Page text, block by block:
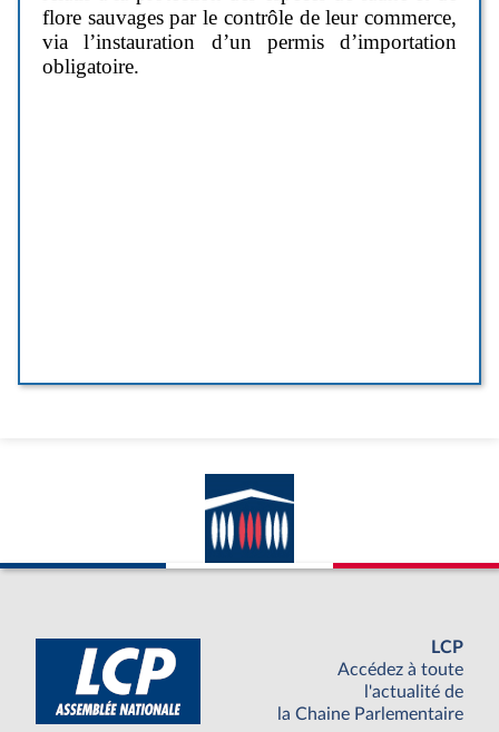
LCP
Accédez à toute
l'actualité de
la Chaine Parlementaire